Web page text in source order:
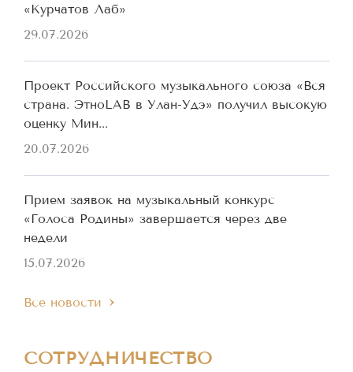
«Курчатов Лаб»
29.07.2026
Проект Российского музыкального союза «Вся
страна. ЭтноLAB в Улан-Удэ» получил высокую
оценку Мин...
20.07.2026
Прием заявок на музыкальный конкурс
«Голоса Родины» завершается через две
недели
15.07.2026
Все новости
СОТРУДНИЧЕСТВО